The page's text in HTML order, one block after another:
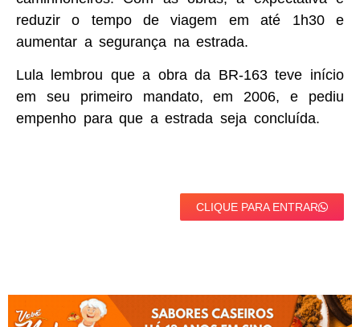
reduzir o tempo de viagem em até 1h30 e
aumentar a segurança na estrada.
Lula lembrou que a obra da BR-163 teve início
em seu primeiro mandato, em 2006, e pediu
empenho para que a estrada seja concluída.
CLIQUE PARA ENTRAR